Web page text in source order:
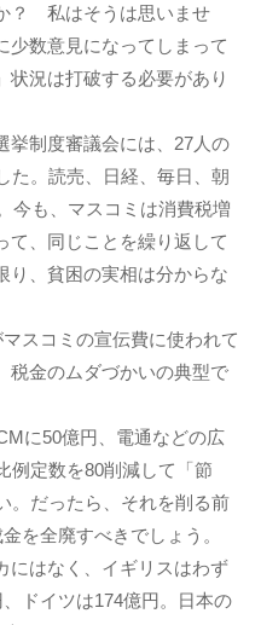
？ 私はそうは思いませ
少数意見になってしまって
状況は打破する必要があり
挙制度審議会には、27人の
た。読売、日経、毎日、朝
今も、マスコミは消費税増
て、同じことを繰り返して
り、貧困の実相は分からな
スコミの宣伝費に使われて
税金のムダづかいの典型で
に50億円、電通などの広
例定数を80削減して「節
。だったら、それを削る前
を全廃すべきでしょう。
にはなく、イギリスはわず
ドイツは174億円。日本の